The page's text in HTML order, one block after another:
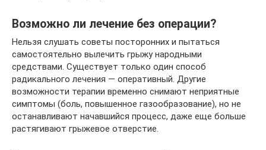
Возможно ли лечение без операции?
Нельзя слушать советы посторонних и пытаться
самостоятельно вылечить грыжу народными
средствами. Существует только один способ
радикального лечения — оперативный. Другие
возможности терапии временно снимают неприятные
симптомы (боль, повышенное газообразование), но не
останавливают начавшийся процесс, даже еще больше
растягивают грыжевое отверстие.